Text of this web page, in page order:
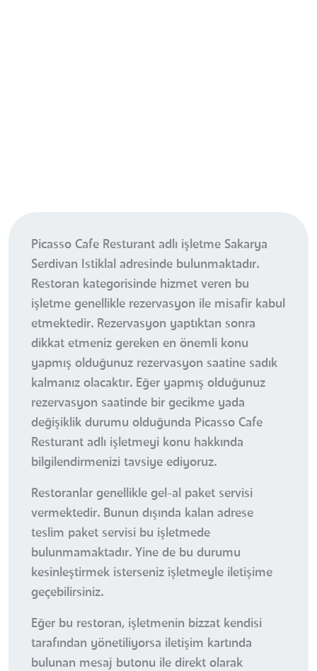
Picasso Cafe Resturant adlı işletme Sakarya
Serdivan Istiklal adresinde bulunmaktadır.
Restoran kategorisinde hizmet veren bu
işletme genellikle rezervasyon ile misafir kabul
etmektedir. Rezervasyon yaptıktan sonra
dikkat etmeniz gereken en önemli konu
yapmış olduğunuz rezervasyon saatine sadık
kalmanız olacaktır. Eğer yapmış olduğunuz
rezervasyon saatinde bir gecikme yada
değişiklik durumu olduğunda Picasso Cafe
Resturant adlı işletmeyi konu hakkında
bilgilendirmenizi tavsiye ediyoruz.
Restoranlar genellikle gel-al paket servisi
vermektedir. Bunun dışında kalan adrese
teslim paket servisi bu işletmede
bulunmamaktadır. Yine de bu durumu
kesinleştirmek isterseniz işletmeyle iletişime
geçebilirsiniz.
Eğer bu restoran, işletmenin bizzat kendisi
tarafından yönetiliyorsa iletişim kartında
bulunan mesaj butonu ile direkt olarak